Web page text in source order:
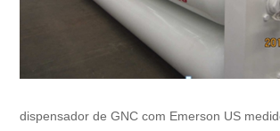
dispensador de GNC com Emerson US